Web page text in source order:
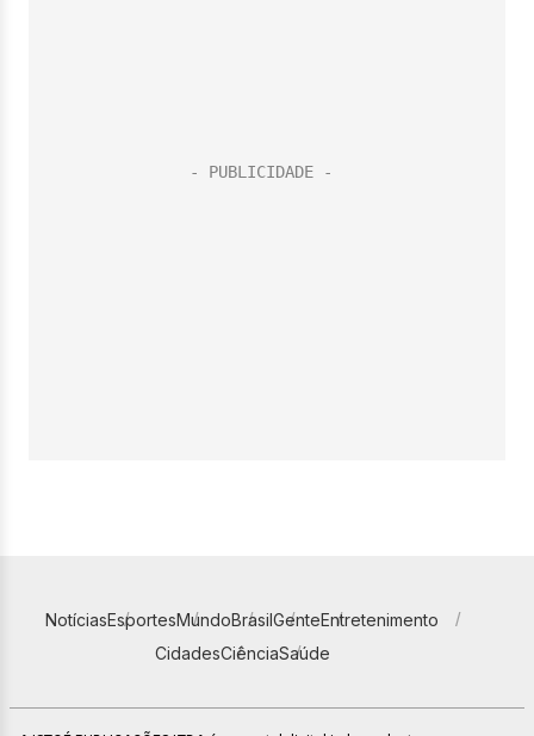
NotíciasEsportesMundoBrasilGenteEntretenimento
CidadesCiênciaSaúde